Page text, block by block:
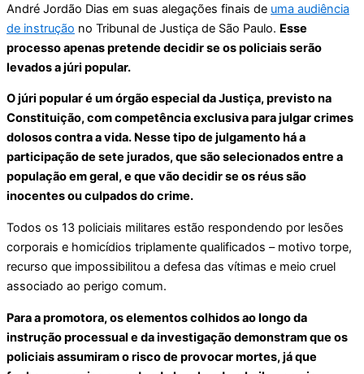
André Jordão Dias em suas alegações finais de uma audiência
de instrução no Tribunal de Justiça de São Paulo. Esse
processo apenas pretende decidir se os policiais serão
levados a júri popular.
O júri popular é um órgão especial da Justiça, previsto na
Constituição, com competência exclusiva para julgar crimes
dolosos contra a vida. Nesse tipo de julgamento há a
participação de sete jurados, que são selecionados entre a
população em geral, e que vão decidir se os réus são
inocentes ou culpados do crime.
Todos os 13 policiais militares estão respondendo por lesões
corporais e homicídios triplamente qualificados – motivo torpe,
recurso que impossibilitou a defesa das vítimas e meio cruel
associado ao perigo comum.
Para a promotora, os elementos colhidos ao longo da
instrução processual e da investigação demonstram que os
policiais assumiram o risco de provocar mortes, já que